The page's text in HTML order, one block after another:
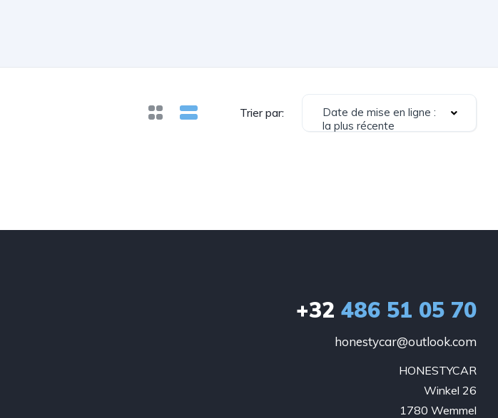
Trier par:
Date de mise en ligne :
la plus récente
+32 486 51 05 70
honestycar@outlook.com
HONESTYCAR
Winkel 26
1780 Wemmel